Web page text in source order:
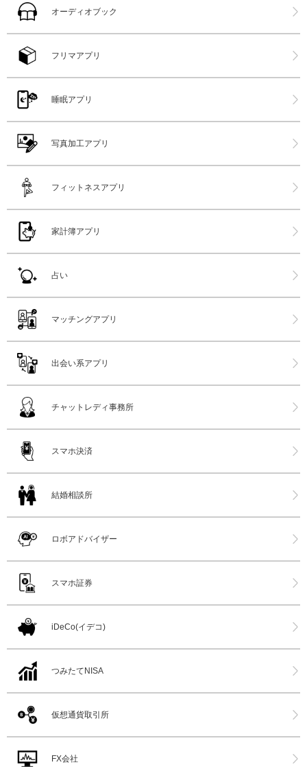
オーディオブック
フリマアプリ
睡眠アプリ
写真加工アプリ
フィットネスアプリ
家計簿アプリ
占い
マッチングアプリ
出会い系アプリ
チャットレディ事務所
スマホ決済
結婚相談所
ロボアドバイザー
スマホ証券
iDeCo(イデコ)
つみたてNISA
仮想通貨取引所
FX会社